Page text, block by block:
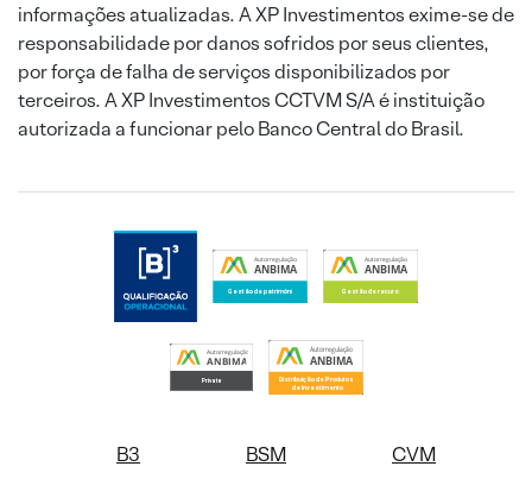
informações atualizadas. A XP Investimentos exime-se de
responsabilidade por danos sofridos por seus clientes,
por força de falha de serviços disponibilizados por
terceiros. A XP Investimentos CCTVM S/A é instituição
autorizada a funcionar pelo Banco Central do Brasil.
B3 BSM CVM